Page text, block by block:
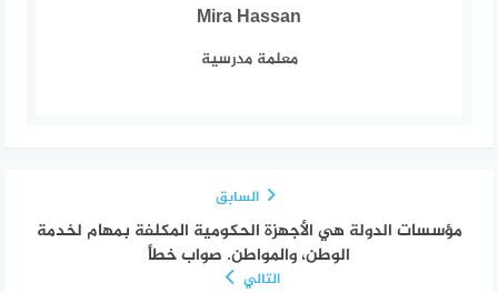
Mira Hassan
معلمة مدرسية
السابق
مؤسسات الدولة هي الأجهزة الحكومية المكلفة بمهام لخدمة
الوطن، والمواطن. صواب خطأ
التالي